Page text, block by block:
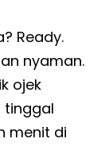
Ready.
nyaman.
ojek
tinggal
menit di